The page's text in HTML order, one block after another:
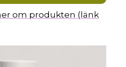
om produkten (länk